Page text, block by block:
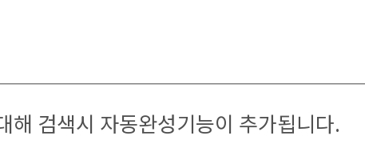
해 검색시 자동완성기능이 추가됩니다.